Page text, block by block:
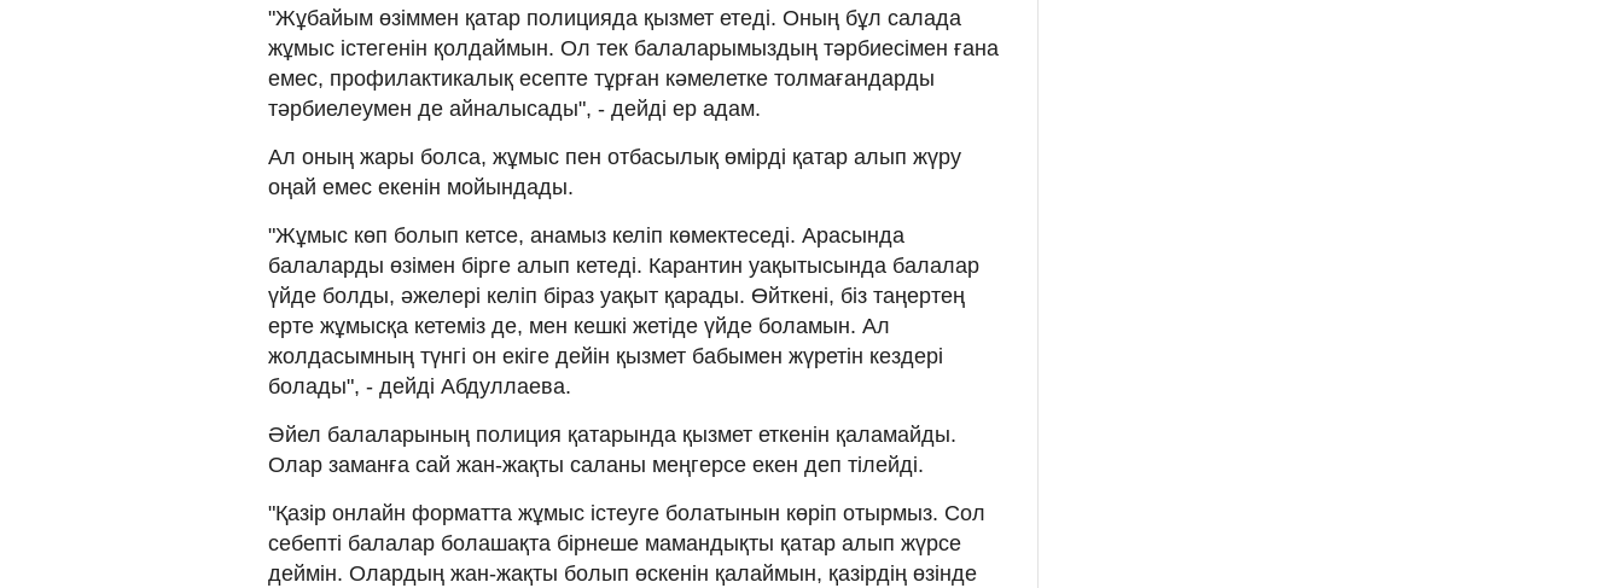
"Жұбайым өзіммен қатар полицияда қызмет етеді. Оның бұл салада
жұмыс істегенін қолдаймын. Ол тек балаларымыздың тәрбиесімен ғана
емес, профилактикалық есепте тұрған кәмелетке толмағандарды
тәрбиелеумен де айналысады", - дейді ер адам.
Ал оның жары болса, жұмыс пен отбасылық өмірді қатар алып жүру
оңай емес екенін мойындады.
"Жұмыс көп болып кетсе, анамыз келіп көмектеседі. Арасында
балаларды өзімен бірге алып кетеді. Карантин уақытысында балалар
үйде болды, әжелері келіп біраз уақыт қарады. Өйткені, біз таңертең
ерте жұмысқа кетеміз де, мен кешкі жетіде үйде боламын. Ал
жолдасымның түнгі он екіге дейін қызмет бабымен жүретін кездері
болады", - дейді Абдуллаева.
Әйел балаларының полиция қатарында қызмет еткенін қаламайды.
Олар заманға сай жан-жақты саланы меңгерсе екен деп тілейді.
"Қазір онлайн форматта жұмыс істеуге болатынын көріп отырмыз. Сол
себепті балалар болашақта бірнеше мамандықты қатар алып жүрсе
деймін. Олардың жан-жақты болып өскенін қалаймын, қазірдің өзінде